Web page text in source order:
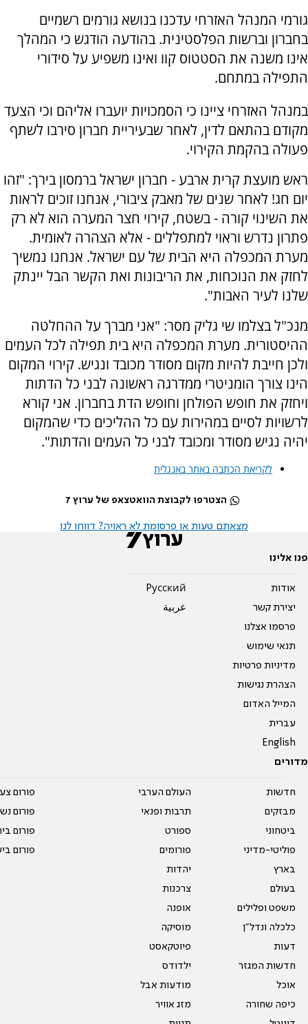
גורמי המנהל האזרחי עדכנו בנושא גורמים רשמיים
בחברון וברשות הפלסטינית. בהודעה הודגש כי המהלך
אינו משנה את הסטטוס קוו ואינו משפיע על סידורי
התפילה במתחם.
במנהל האזרחי ציינו כי הסמכויות יועברו אליהם וכי הצעד
מקודם בהתאם לדין, לאחר שבעיריית חברון סירבו לשתף
פעולה בהקמת הקירוי.
ראש מועצת קרית ארבע - חברון ישראל ברמסון בירך: "זהו
יום חג! לאחר שנים של מאבק ציבורי, אנחנו זוכים לראות
את השינוי קורה - בשטח, קירוי חצר המערה הוא לא רק
פתרון נדרש וראוי למתפללים - אלא הצהרה לאומית.
מערת המכפלה היא הבית של עם ישראל. אנחנו נמשיך
לחזק את הנוכחות, את הריבונות ואת הקשר הבל יינתק
שלנו לעיר האבות".
מנכ"ל בצלמו שי גליק מסר: "אני מברך על ההחלטה
ההיסטורית. מערת המכפלה היא בית תפילה לכל העמים
ולכן חייבת להיות מקום מסודר מכובד ונגיש. קירוי המקום
הינו צורך הומניטרי ממדרגה ראשונה לבני כל הדתות
ויחזק את חופש הפולחן וחופש הדת בחברון. אני קורא
לרשויות לסיים במהירות עם כל ההליכים כדי שהמקום
יהיה נגיש מסודר ומכובד לבני כל העמים והדתות".
לקריאת הכתבה באתר באנגלית
הצטרפו לקבוצת הוואטצאפ של ערוץ 7
מצאתם טעות או פרסומת לא ראויה? דווחו לנו
פנו אלינו
אודות
יצירת קשר
פרסמו אצלנו
תנאי שימוש
מדיניות פרטיות
הצהרת נגישות
המייל האדום
עברית
English
Pусский
عربية
מדורים
חדשות
מבזקים
ביטחוני
פוליטי-מדיני
בארץ
בעולם
משפט ופלילים
כלכלה ונדל"ן
דעות
חדשות המגזר
אוכל
כיפה שחורה
העולם הערבי
תרבות ופנאי
ספורט
פורומים
יהדות
צרכנות
אופנה
מוסיקה
פיוטקאסט
ילדודס
מודעות אבל
מזג אוויר
פורום
פורום
פורום
פורום